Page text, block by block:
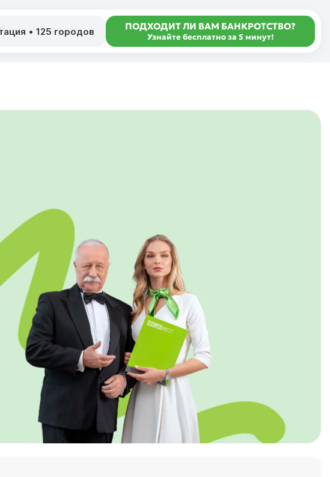
• 125 городов ПОДХОДИТ ЛИ ВАМ БАНКРОТСТВО?
Узнайте бесплатно за 5 минут!